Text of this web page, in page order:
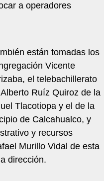
a operadores
están tomadas los
Vicente
el telebachillerato
Ruíz Quiroz de la
Tlacotiopa y el de la
de Calcahualco, y
y recursos
Murillo Vidal de esta
dirección.